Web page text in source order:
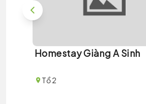
Homestay Giàng A Sinh
Tổ 2